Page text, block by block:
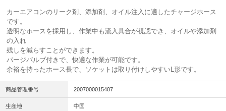
カーエアコンのリーク剤、添加剤、オイル注入に適したチャージホース
です。
透明なホースを採用し、作業中も流入具合が視認でき、オイルや添加剤
の入れ
残しを減らすことができます。
パージバルブ付きで、快適な作業が可能です。
余裕を持ったホース長で、ソケットは取り付けしやすいL形です。
商品管理番号 2007000015407
生産地 中国